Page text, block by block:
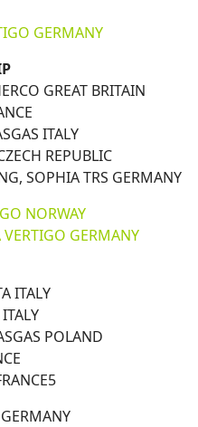
GERMANY
GREAT BRITAIN
ITALY
REPUBLIC
SOPHIA TRS GERMANY
NORWAY
GERMANY
ITALY
POLAND